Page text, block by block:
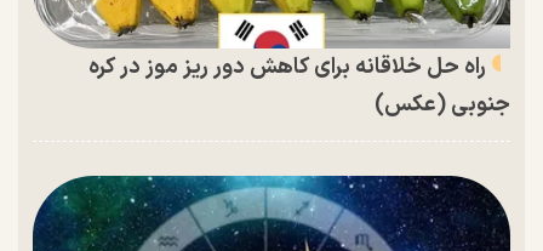
راه حل خلاقانه برای کاهش دور ریز موز در کره
جنوبی (عکس)